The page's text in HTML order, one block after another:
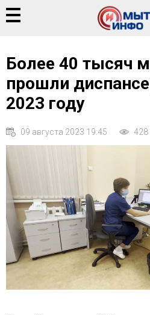
Более 40 тысяч
прошли
2023 году
09 августа 2023 19:45 428